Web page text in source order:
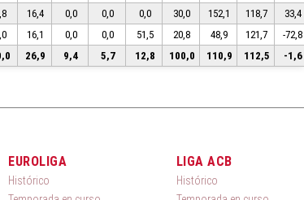
16,4 0,0 0,0 0,0 30,0 152,1 118,7
33,4
16,1 0,0 0,0 51,5 20,8 48,9 121,7
-72,8
26,9 9,4 5,7 12,8 100,0 110,9 112,5 -1,6
EUROLIGA
Histórico
LIGA ACB
Histórico